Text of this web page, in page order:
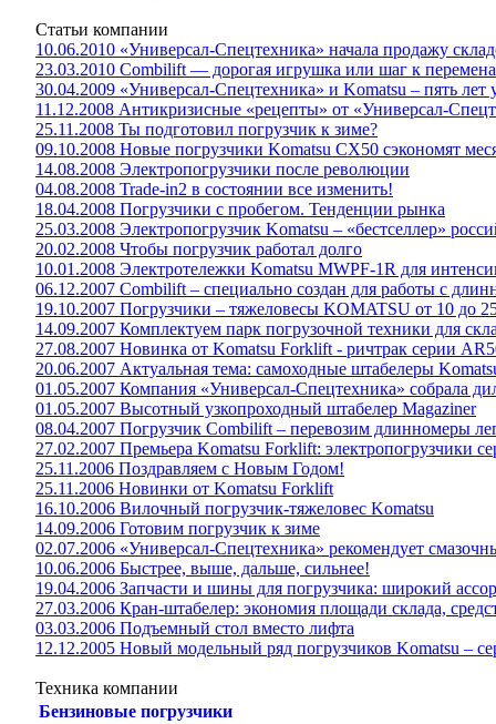
Статьи компании
10.06.2010 «Универсал-Спецтехника» начала продажу
23.03.2010 Combilift — дорогая игрушка или шаг к
30.04.2009 «Универсал-Спецтехника» и Komatsu – пять
11.12.2008 Антикризисные «рецепты» от «Универсал-
25.11.2008 Ты подготовил погрузчик к зиме?
09.10.2008 Новые погрузчики Komatsu CX50 сэкономят
14.08.2008 Электропогрузчики после революции
04.08.2008 Trade-in2 в состоянии все изменить!
18.04.2008 Погрузчики с пробегом. Тенденции рынка
25.03.2008 Электропогрузчик Komatsu – «бестселлер»
20.02.2008 Чтобы погрузчик работал долго
10.01.2008 Электротележки Komatsu MWPF-1R для
06.12.2007 Combilift – специально создан для работы с
19.10.2007 Погрузчики – тяжеловесы KOMATSU от 10 до
14.09.2007 Комплектуем парк погрузочной техники для
27.08.2007 Новинка от Komatsu Forklift - ричтрак серии
20.06.2007 Актуальная тема: самоходные штабелеры
01.05.2007 Компания «Универсал-Спецтехника» собрала
01.05.2007 Высотный узкопроходный штабелер Magaziner
08.04.2007 Погрузчик Combilift – перевозим длинномеры
27.02.2007 Премьера Komatsu Forklift: электропогрузчики
25.11.2006 Поздравляем с Новым Годом!
25.11.2006 Новинки от Komatsu Forklift
16.10.2006 Вилочный погрузчик-тяжеловес Komatsu
14.09.2006 Готовим погрузчик к зиме
02.07.2006 «Универсал-Спецтехника» рекомендует
10.06.2006 Быстрее, выше, дальше, сильнее!
19.04.2006 Запчасти и шины для погрузчика: широкий
27.03.2006 Кран-штабелер: экономия площади склада,
03.03.2006 Подъемный стол вместо лифта
12.12.2005 Новый модельный ряд погрузчиков Komatsu –
Техника компании
Бензиновые погрузчики